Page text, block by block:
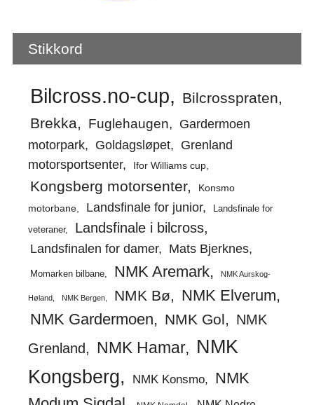
Stikkord
Bilcross.no-cup
Bilcrosspraten
Brekka
Fuglehaugen
Gardermoen
motorpark
Goldagsløpet
Grenland
motorsportsenter
Ifor Williams cup
Kongsberg motorsenter
Konsmo
motorbane
Landsfinale for junior
Landsfinale for
veteraner
Landsfinale i bilcross
Landsfinalen for damer Mats Bjerknes
Momarken bilbane NMK Aremark NMK Aurskog-
Høland NMK Bergen NMK Bø NMK Elverum
NMK Gardermoen NMK Gol
NMK
Grenland
NMK Hamar
NMK
Kongsberg
NMK Konsmo
NMK